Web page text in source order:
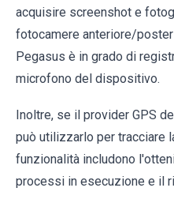
acquisire screenshot e
fotocamere anteriore/
Pegasus è in grado di
microfono del dispositivo.
Inoltre, se il provider GPS
può utilizzarlo per tracciare
funzionalità includono
processi in esecuzione e il